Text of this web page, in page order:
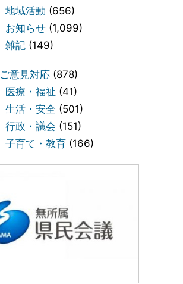
地域活動 (656)
お知らせ (1,099)
雑記 (149)
ご意見対応 (878)
医療・福祉 (41)
生活・安全 (501)
行政・議会 (151)
子育て・教育 (166)